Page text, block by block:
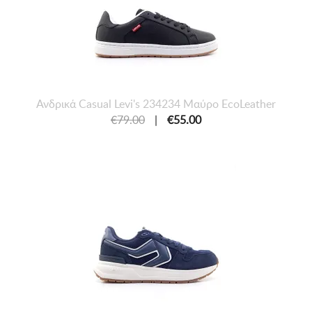
Ανδρικά Casual Levi's 234234 Μαύρο EcoLeather
€79.00
| €55.00